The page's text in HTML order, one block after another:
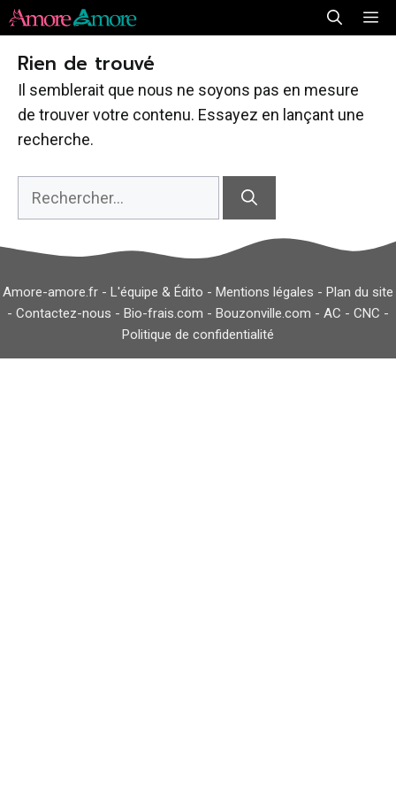
Aller
au
contenu
Rien de trouvé
Il semblerait que nous ne soyons pas en mesure
de trouver votre contenu. Essayez en lançant une
recherche.
Rechercher :
Amore-amore.fr - L'équipe & Édito - Mentions légales - Plan du site
- Contactez-nous - Bio-frais.com - Bouzonville.com - AC - CNC -
Politique de confidentialité